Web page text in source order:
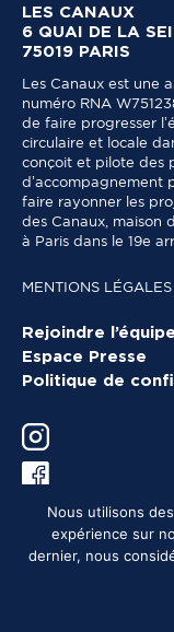
LES CANAUX
6 QUAI DE LA
75019 PARIS
Les Canaux est une
numéro RNA
de faire progresser
circulaire et locale
conçoit et pilote des
d’accompagnement
faire rayonner les
des Canaux, maison
à Paris dans le 19e
MENTIONS LÉGALES
Rejoindre l’équipe
Espace Presse
Politique de
Nous utilisons
expérience sur
dernier, nous